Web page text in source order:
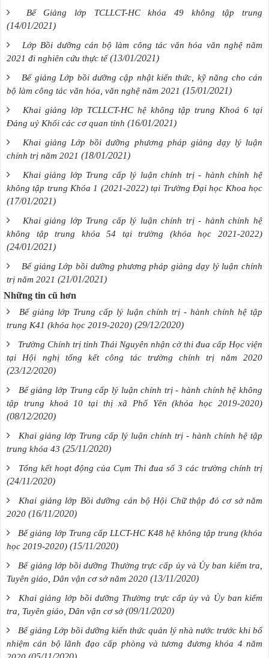
Bế Giảng lớp TCLLCT-HC khóa 49 không tập trung
(14/01/2021)
Lớp Bồi dưỡng cán bộ làm công tác văn hóa văn nghệ năm
2021 đi nghiên cứu thực tế (13/01/2021)
Bế giảng Lớp bồi dưỡng cập nhật kiến thức, kỹ năng cho cán
bộ làm công tác văn hóa, văn nghệ năm 2021 (15/01/2021)
Khai giảng lớp TCLLCT-HC hệ không tập trung Khoá 6 tại
Đảng uỷ Khối các cơ quan tỉnh (16/01/2021)
Khai giảng Lớp bồi dưỡng phương pháp giảng dạy lý luận
chính trị năm 2021 (18/01/2021)
Khai giảng lớp Trung cấp lý luận chính trị - hành chính hệ
không tập trung Khóa 1 (2021-2022) tại Trường Đại học Khoa học
(17/01/2021)
Khai giảng lớp Trung cấp lý luận chính trị - hành chính hệ
không tập trung khóa 54 tại trường (khóa học 2021-2022)
(24/01/2021)
Bế giảng Lớp bồi dưỡng phương pháp giảng dạy lý luận chính
trị năm 2021 (21/01/2021)
Những tin cũ hơn
Bế giảng lớp Trung cấp lý luận chính trị - hành chính hệ tập
trung K41 (khóa học 2019-2020) (29/12/2020)
Trường Chính trị tỉnh Thái Nguyên nhận cờ thi đua cấp Học viện
tại Hội nghị tổng kết công tác trường chính trị năm 2020
(23/12/2020)
Bế giảng lớp Trung cấp lý luận chính trị - hành chính hệ không
tập trung khoá 10 tại thị xã Phổ Yên (khóa học 2019-2020)
(08/12/2020)
Khai giảng lớp Trung cấp lý luận chính trị - hành chính hệ tập
trung khóa 43 (25/11/2020)
Tổng kết hoạt động của Cụm Thi đua số 3 các trường chính trị
(24/11/2020)
Khai giảng lớp Bồi dưỡng cán bộ Hội Chữ thập đỏ cơ sở năm
2020 (16/11/2020)
Bế giảng lớp Trung cấp LLCT-HC K48 hệ không tập trung (khóa
học 2019-2020) (15/11/2020)
Bế giảng lớp bồi dưỡng Thường trực cấp ủy và Ủy ban kiểm tra,
Tuyên giáo, Dân vận cơ sở năm 2020 (13/11/2020)
Khai giảng lớp bồi dưỡng Thường trực cấp ủy và Ủy ban kiểm
tra, Tuyên giáo, Dân vận cơ sở (09/11/2020)
Bế giảng Lớp bồi dưỡng kiến thức quản lý nhà nước trước khi bổ
nhiệm cán bộ lãnh đạo cấp phòng và tương đương khóa 4 năm